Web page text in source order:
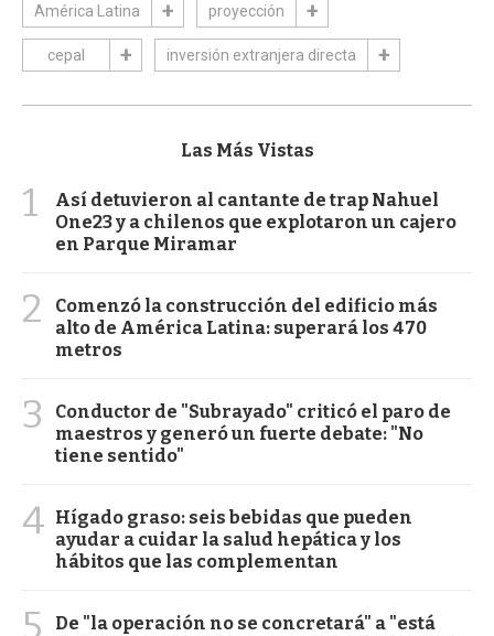
América Latina proyección
cepal inversión extranjera directa
Las Más Vistas
1
Así detuvieron al cantante de trap Nahuel
One23 y a chilenos que explotaron un cajero
en Parque Miramar
2
Comenzó la construcción del edificio más
alto de América Latina: superará los 470
metros
3
Conductor de "Subrayado" criticó el paro de
maestros y generó un fuerte debate: "No
tiene sentido"
4 Hígado graso: seis bebidas que pueden
ayudar a cuidar la salud hepática y los
hábitos que las complementan
5
De "la operación no se concretará" a "está